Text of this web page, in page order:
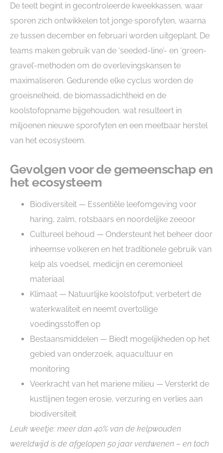
De teelt begint in gecontroleerde kweekkassen, waar
sporen zich ontwikkelen tot jonge sporofyten, waarna
ze tussen december en februari worden uitgeplant. De
teams maken gebruik van de ‘seeded-line’- en ‘green-
gravel’-methoden om de overlevingskansen te
maximaliseren. Gedurende elke cyclus worden de
groeisnelheid, de biomassadichtheid en de
koolstofopname bijgehouden, wat resulteert in
miljoenen nieuwe sporofyten en een meetbaar herstel
van het ecosysteem.
Gevolgen voor de gemeenschap en
het ecosysteem
Biodiversiteit — Essentiële leefomgeving voor
haring, zalm, rotsbaars en noordelijke zeeoor
Cultureel behoud — Ondersteunt het beheer door
inheemse volkeren en het traditionele gebruik van
kelp als voedsel, medicijn en ceremonieel
materiaal
Klimaat — Natuurlijke koolstofput; verbetert de
waterkwaliteit en neemt overtollige
voedingsstoffen op
Bestaansmiddelen — Biedt mogelijkheden op het
gebied van onderzoek, aquacultuur en
monitoring
Veerkracht van het mariene milieu — Versterkt de
kustlijnen tegen erosie, verzuring en verlies aan
biodiversiteit
Leuk weetje: meer dan 40% van de kelpwouden
wereldwijd is de afgelopen 50 jaar verdwenen – en toch